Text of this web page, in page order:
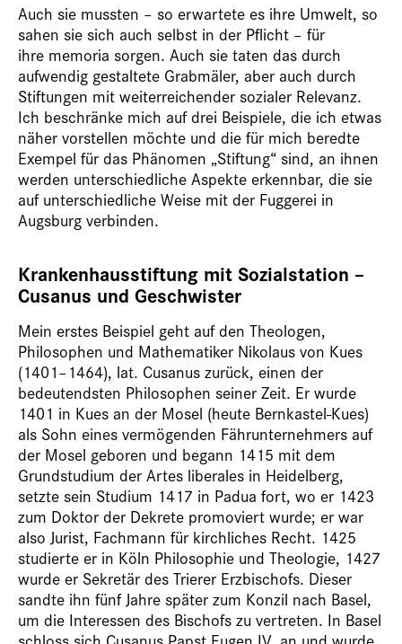
Auch sie mussten – so erwartete es ihre Umwelt, so
sahen sie sich auch selbst in der Pflicht – für
ihre memoria sorgen. Auch sie taten das durch
aufwendig gestaltete Grabmäler, aber auch durch
Stiftungen mit weiterreichender sozialer Relevanz.
Ich beschränke mich auf drei Beispiele, die ich etwas
näher vorstellen möchte und die für mich beredte
Exempel für das Phänomen „Stiftung“ sind, an ihnen
werden unterschiedliche Aspekte erkennbar, die sie
auf unterschiedliche Weise mit der Fuggerei in
Augsburg verbinden.
Krankenhausstiftung mit Sozialstation –
Cusanus und Geschwister
Mein erstes Beispiel geht auf den Theologen,
Philosophen und Mathematiker Nikolaus von Kues
(1401–1464), lat. Cusanus ­zurück, einen der
bedeutendsten Philosophen seiner Zeit. Er wurde
1401 in Kues an der Mosel (heute Bernkastel-Kues)
als Sohn eines vermögenden Fährunternehmers auf
der Mosel geboren und begann 1415 mit dem
Grundstudium der Artes liberales in Heidelberg,
setzte sein Studium 1417 in Padua fort, wo er 1423
zum Doktor der Dekrete promoviert wurde; er war
also Jurist, Fachmann für kirchliches Recht. 1425
studierte er in Köln Philosophie und Theologie, 1427
wurde er Sekretär des Trierer Erzbischofs. Dieser
sandte ihn fünf Jahre später zum Konzil nach Basel,
um die Interessen des Bischofs zu vertreten. In Basel